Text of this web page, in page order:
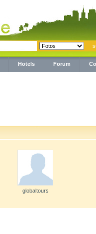
Hotels Forum
globaltours